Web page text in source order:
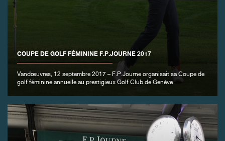
COUPE DE GOLF FÉMININE F.P.JOURNE 2017
Vandœuvres, 12 septembre 2017 – F.P.Journe organisait sa Coupe de
golf féminine annuelle au prestigieux Golf Club de Genève